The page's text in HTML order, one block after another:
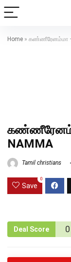
Home » கண்ணீரேனம்மா –
NAMMA
Tamil christians
Save
0
Deal Score 0